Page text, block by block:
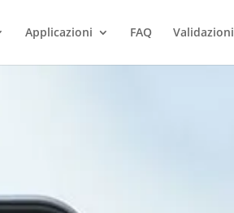
Applicazioni FAQ Validazioni